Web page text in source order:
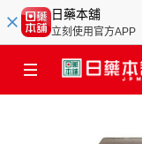
日藥本舖
立刻使用官方APP